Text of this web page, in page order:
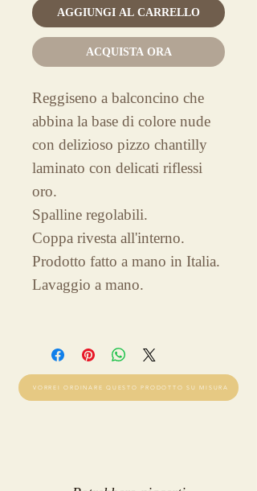
AGGIUNGI AL CARRELLO
ACQUISTA ORA
Reggiseno a balconcino che
abbina la base di colore nude
con delizioso pizzo chantilly
laminato con delicati riflessi
oro.
Spalline regolabili.
Coppa rivesta all'interno.
Prodotto fatto a mano in Italia.
Lavaggio a mano.
VORREI ORDINARE QUESTO PRODOTTO SU MISURA